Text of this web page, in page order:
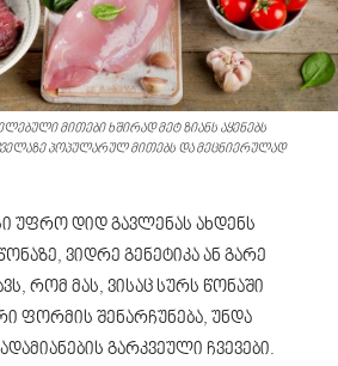
მითები ხშირად მეტ ზიანს აყენებს
პოპულარულ მითებს და მეცნიერულად
უფრო დიდ გავლენას ახდენს
ვიდრე გენეტიკა ან გარე
რომ მას, ვისაც სურს წონაში
ფორმის შენარჩუნება, უნდა
გარკვეული ჩვევები.